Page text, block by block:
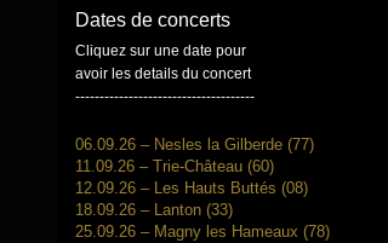
Dates de concerts
Cliquez sur une date pour
avoir les details du concert
-------------------------------------
06.09.26 – Nesles la Gilberde (77)
11.09.26 – Trie-Château (60)
12.09.26 – Les Hauts Buttés (08)
18.09.26 – Lanton (33)
25.09.26 – Magny les Hameaux (78)